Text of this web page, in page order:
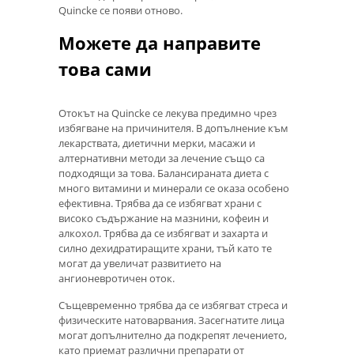
Quincke се появи отново.
Можете да направите
това сами
Отокът на Quincke се лекува предимно чрез
избягване на причинителя. В допълнение към
лекарствата, диетични мерки, масажи и
алтернативни методи за лечение също са
подходящи за това. Балансираната диета с
много витамини и минерали се оказа особено
ефективна. Трябва да се избягват храни с
високо съдържание на мазнини, кофеин и
алкохол. Трябва да се избягват и захарта и
силно дехидратиращите храни, тъй като те
могат да увеличат развитието на
ангионевротичен оток.
Същевременно трябва да се избягват стреса и
физическите натоварвания. Засегнатите лица
могат допълнително да подкрепят лечението,
като приемат различни препарати от